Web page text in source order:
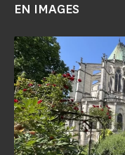
EN IMAGES